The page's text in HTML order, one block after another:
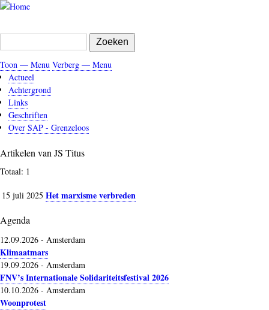
Overslaan
naar
gaan
Zoeken
Menu
Toon — Menu Verberg — Menu
Actueel
Achtergrond
Links
Geschriften
Over SAP - Grenzeloos
Artikelen van JS Titus
Totaal: 1
15 juli 2025 Het marxisme verbreden
Agenda
12.09.2026 - Amsterdam
Klimaatmars
19.09.2026 - Amsterdam
FNV’s Internationale Solidariteitsfestival 2026
10.10.2026 - Amsterdam
Woonprotest